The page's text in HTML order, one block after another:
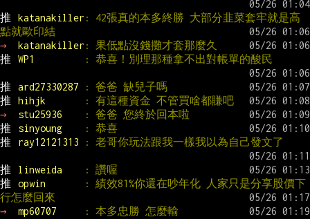
推 katanakiller : 42張真的本多終勝 大部分韭菜套牢就是高
點就歐印結
→
katanakiller : 果低點沒錢攤才套那麼久
推
WP1 : 恭喜！別理那種拿不出對帳單的酸民
推 ard27330287
: 爸爸 缺兒子嗎
推
hihjk
: 有這種資金 不管買啥都賺吧
→
stu25936
: 爸爸 您終於回本啦
推
sinyoung
: 恭喜
推
ray12121313 : 老哥你玩法跟我一樣我以為自己發文了
推 linweida
: 讚喔
推
opwin
: 績效81%你還在吵年化 人家只是分享股價下
行怎麼回來
→
mp60707
: 本多忠勝 怎麼輸